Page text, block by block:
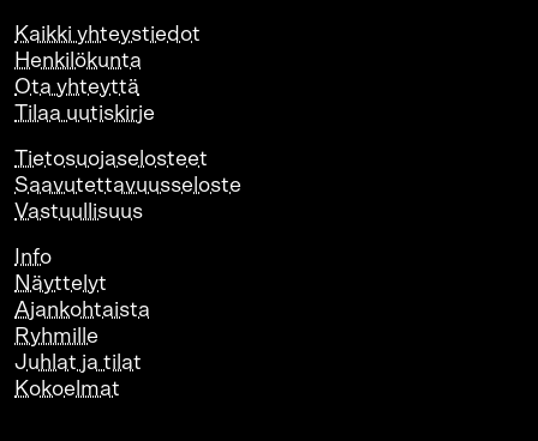
Kaikki yhteystiedot
Henkilökunta
Ota yhteyttä
Tilaa uutiskirje
Tietosuojaselosteet
Saavutettavuusseloste
Vastuullisuus
Info
Näyttelyt
Ajankohtaista
Ryhmille
Juhlat ja tilat
Kokoelmat